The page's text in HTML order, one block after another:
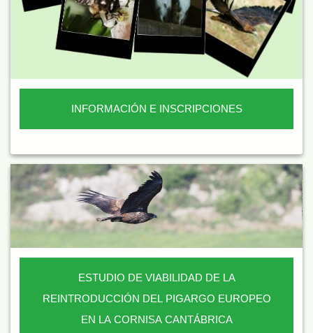
INFORMACIÓN E INSCRIPCIONES
ESTUDIO DE VIABILIDAD DE LA
REINTRODUCCIÓN DEL PIGARGO EUROPEO
EN LA CORNISA CANTÁBRICA